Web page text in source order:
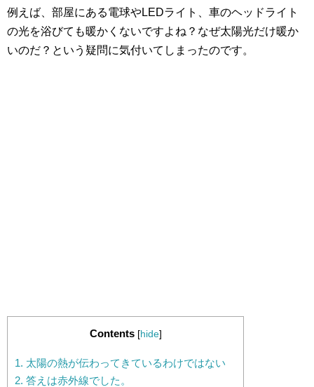
例えば、部屋にある電球やLEDライト、車のヘッドライト
の光を浴びても暖かくないですよね？なぜ太陽光だけ暖か
いのだ？という疑問に気付いてしまったのです。
Contents [hide]
1. 太陽の熱が伝わってきているわけではない
2. 答えは赤外線でした。